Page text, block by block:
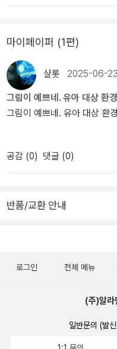
위생적으로 바꿔 쓸 수 있는
들의 종류 수가 줄어들고 먹
께 줄어들고 있다. 매년 더
등 누구 하나의 잘못이 아니
고 있다. 애쓴다고 애쓰고 있
던 어린 시절보다 환경에 대
욱 느끼고 있다. 아이들과 환
할 수 있는 게 크게 많지는 않
노력 중이다. 바다에서 이상
해지는그러나 꼭 필요한 내
스에 비춰진 거북이의 등에
어떻게 인지할 수 있으며 설
가족들과 헤엄치고 있던 꼬
라고 생각한 것처럼 말이다.
선 물고기는 가족을 찾아주겠
답이다. 모든 쓰레기는 말이
데기와 돌무더기도 들쳐보고
게 헤엄쳐나간다. 비닐봉지를
하지만 꼬마물고기는 그저 가
이 가득이다. 영국 잉글랜드
하지만 역부족을 느끼며 더
한 산업발달이 자연을 훼손
화하는 불편함을 감수하는
마이페이퍼 (1편)
샬롯 2025-06-23
그림이 예쁘네. 유아 대상 환
그림이 예쁘네. 유아 대상 환
공감 (0) 댓글 (0)
반품/교환 안내
로그인 전체 메뉴
(주)알라
일반문의 (발